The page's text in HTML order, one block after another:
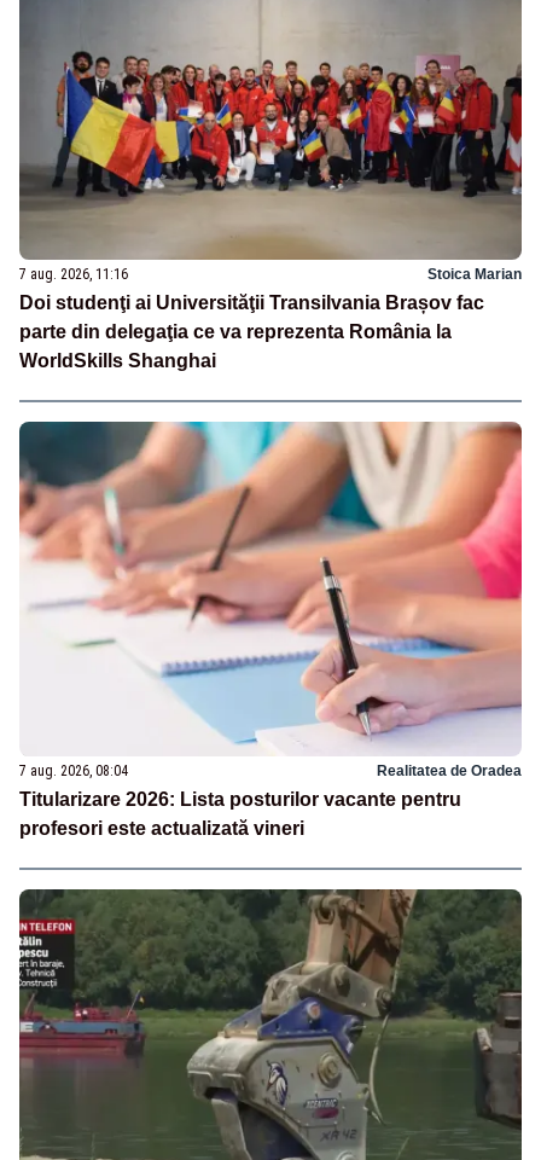
7 aug. 2026, 11:16 Stoica Marian
Doi studenţi ai Universităţii Transilvania Brașov fac
parte din delegaţia ce va reprezenta România la
WorldSkills Shanghai
7 aug. 2026, 08:04 Realitatea de Oradea
Titularizare 2026: Lista posturilor vacante pentru
profesori este actualizată vineri